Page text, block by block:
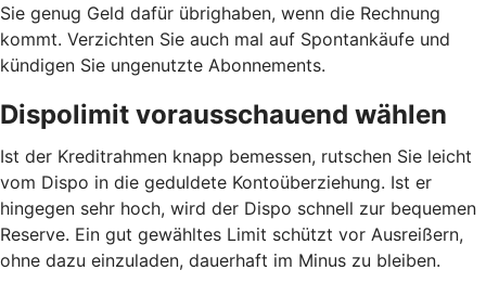
Sie genug Geld dafür übrighaben, wenn die Rechnung
kommt. Verzichten Sie auch mal auf Spontankäufe und
kündigen Sie ungenutzte Abonnements.
Dispolimit vorausschauend wählen
Ist der Kreditrahmen knapp bemessen, rutschen Sie leicht
vom Dispo in die geduldete Kontoüberziehung. Ist er
hingegen sehr hoch, wird der Dispo schnell zur bequemen
Reserve. Ein gut gewähltes Limit schützt vor Ausreißern,
ohne dazu einzuladen, dauerhaft im Minus zu bleiben.